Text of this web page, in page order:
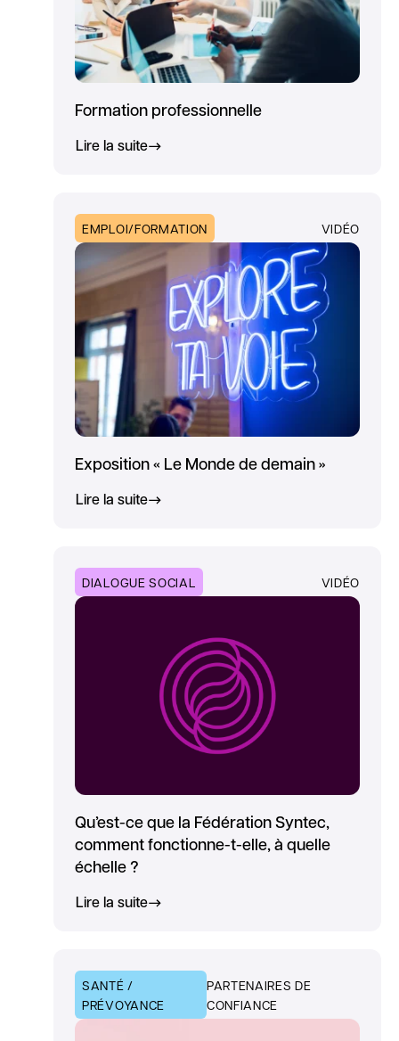
Formation professionnelle
Lire la suite
EMPLOI/FORMATION VIDÉO
Exposition « Le Monde de demain »
Lire la suite
DIALOGUE SOCIAL VIDÉO
Qu’est-ce que la Fédération Syntec,
comment fonctionne-t-elle, à quelle
échelle ?
Lire la suite
SANTÉ /
PRÉVOYANCE
PARTENAIRES DE
CONFIANCE